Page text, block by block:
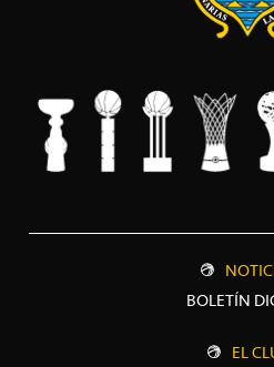
BOLETÍN
EL